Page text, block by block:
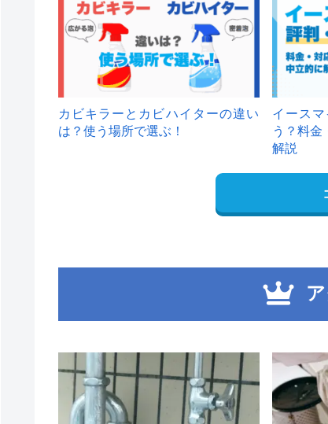
カビキラーとカビハイターの違い
は？使う場所で選ぶ！
イース
う？料金
解説
1 2